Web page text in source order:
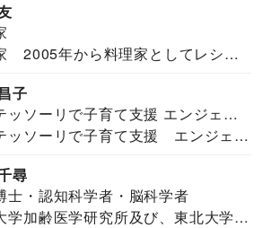
2005年から料理家としてレシピ
子
ッソーリで子育て支援 エンジェル
ス研究所所長
ッソーリで子育て支援 エンジェル
尋
士・認知科学者・脳科学者
学加齢医学研究所及び、東北大学大